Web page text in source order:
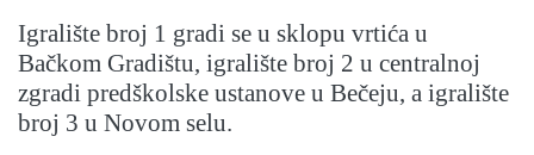
Igralište broj 1 gradi se u sklopu vrtića u
Bačkom Gradištu, igralište broj 2 u centralnoj
zgradi predškolske ustanove u Bečeju, a igralište
broj 3 u Novom selu.